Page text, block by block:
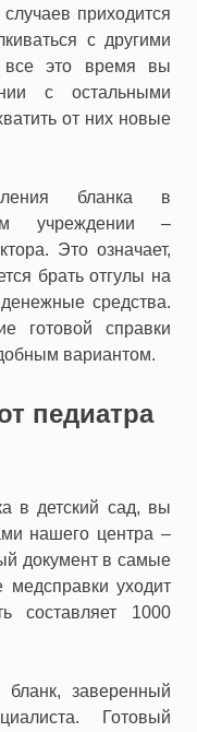
приходится
с другими
все это время вы
с остальными
от них новые
бланка в
учреждении –
Это означает,
брать отгулы на
средства.
готовой справки
вариантом.
педиатра
в детский сад, вы
нашего центра –
документ в самые
медсправки уходит
составляет 1000
заверенный
Готовый